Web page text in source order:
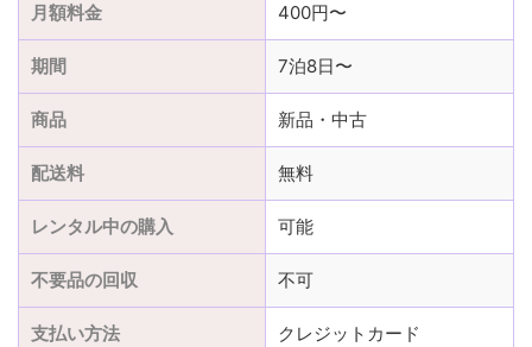
月額料金 400円〜
期間 7泊8日〜
商品 新品・中古
配送料 無料
レンタル中の購入 可能
不要品の回収 不可
支払い方法
クレジットカード